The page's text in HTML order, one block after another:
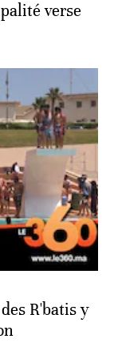
verse
R'batis y